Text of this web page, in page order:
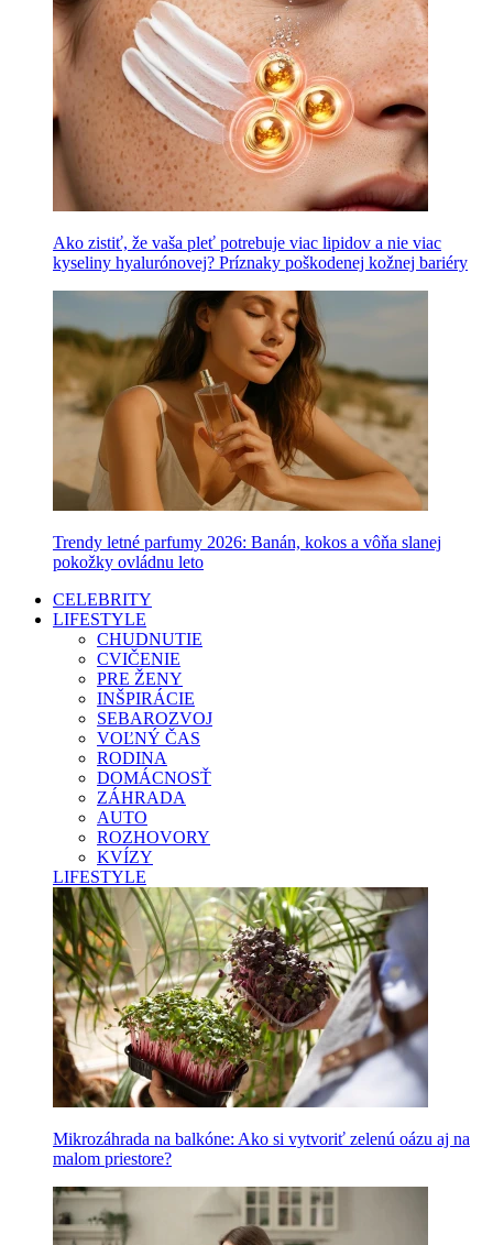
Ako zistiť, že vaša pleť potrebuje viac lipidov a nie viac
kyseliny hyalurónovej? Príznaky poškodenej kožnej bariéry
Trendy letné parfumy 2026: Banán, kokos a vôňa slanej
pokožky ovládnu leto
CELEBRITY
LIFESTYLE
CHUDNUTIE
CVIČENIE
PRE ŽENY
INŠPIRÁCIE
SEBAROZVOJ
VOĽNÝ ČAS
RODINA
DOMÁCNOSŤ
ZÁHRADA
AUTO
ROZHOVORY
KVÍZY
LIFESTYLE
Mikrozáhrada na balkóne: Ako si vytvoriť zelenú oázu aj na
malom priestore?